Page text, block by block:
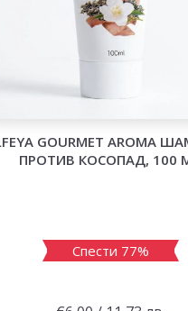
GOURMET AROMA
ПРОТИВ КОСОПАД, 100
Спести 77%